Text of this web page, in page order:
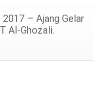
– Ajang Gelar
Al-Ghozali.